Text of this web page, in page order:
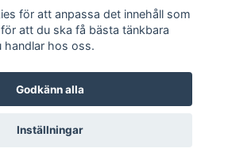
i JonstorpPowered by Quickbutik
för att anpassa det innehåll som
att du ska få bästa tänkbara
handlar hos oss.
Godkänn alla
Inställningar